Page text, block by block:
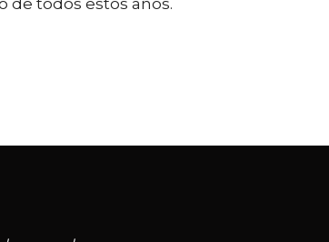
de todos estos años.